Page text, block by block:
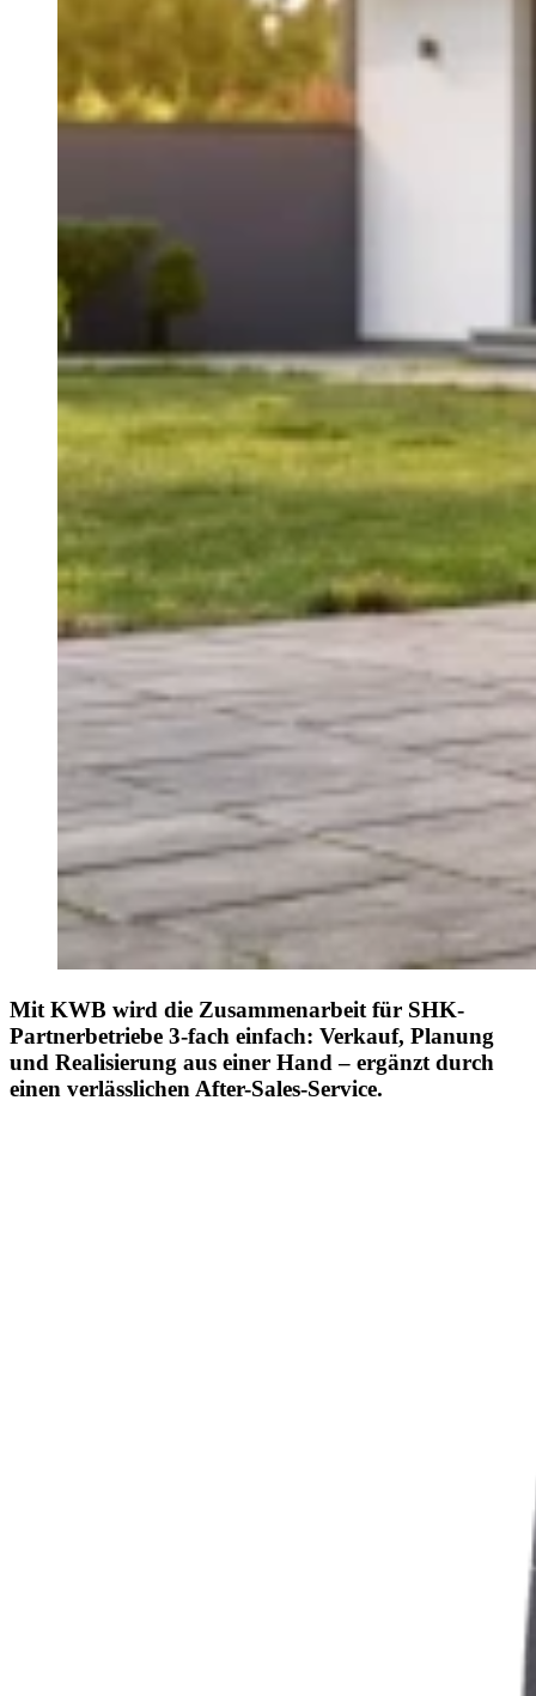
Mit KWB wird die Zusammenarbeit für SHK-
Partnerbetriebe 3-fach einfach: Verkauf, Planung
und Realisierung aus einer Hand – ergänzt durch
einen verlässlichen After-Sales-Service.